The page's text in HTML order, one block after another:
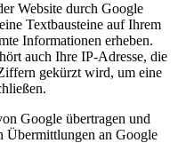
Website durch Google
Textbausteine auf Ihrem
Informationen erheben.
auch Ihre IP-Adresse, die
gekürzt wird, um eine
Google übertragen und
Übermittlungen an Google